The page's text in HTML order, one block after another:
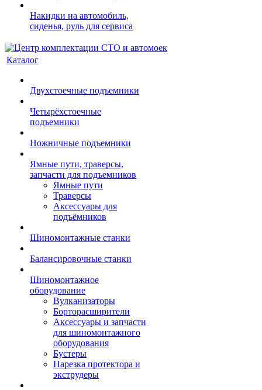
Накидки на автомобиль,
сиденья, руль для сервиса
Каталог
Двухстоечные подъемники
Четырёхстоечные
подъемники
Ножничные подъемники
Ямные пути, траверсы,
запчасти для подъемников
Ямные пути
Траверсы
Аксессуары для
подъёмников
Шиномонтажные станки
Балансировочные станки
Шиномонтажное
оборудование
Вулканизаторы
Борторасширители
Аксессуары и запчасти
для шиномонтажного
оборудования
Бустеры
Нарезка протектора и
экструдеры